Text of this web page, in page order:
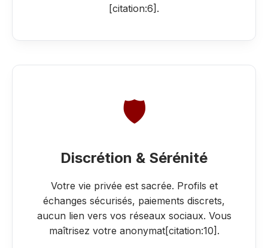
[citation:6].
🛡️
Discrétion & Sérénité
Votre vie privée est sacrée. Profils et
échanges sécurisés, paiements discrets,
aucun lien vers vos réseaux sociaux. Vous
maîtrisez votre anonymat[citation:10].